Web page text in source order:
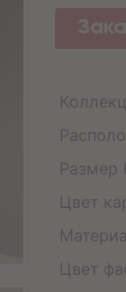
Цвет
Цвет